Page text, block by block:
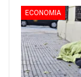
ECONOMIA